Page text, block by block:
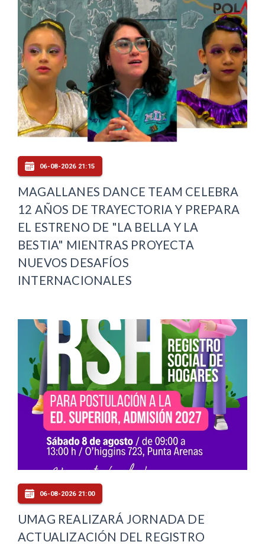
06-08-2026 21:15
MAGALLANES DANCE TEAM CELEBRA
12 AÑOS DE TRAYECTORIA Y PREPARA
EL ESTRENO DE "LA BELLA Y LA
BESTIA" MIENTRAS PROYECTA
NUEVOS DESAFÍOS
INTERNACIONALES
06-08-2026 21:00
UMAG REALIZARÁ JORNADA DE
ACTUALIZACIÓN DEL REGISTRO